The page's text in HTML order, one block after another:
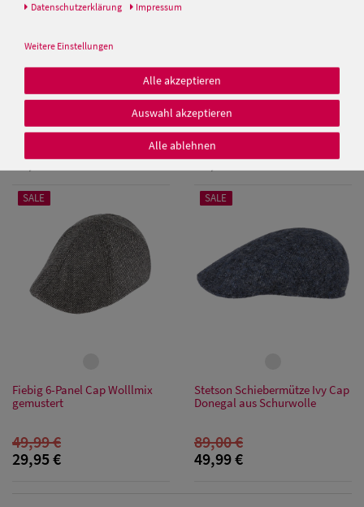
Damen
Damen UV-
Schutz Caps
Damen
Bandana Caps
& Visoren
Damen
Snapback Caps
Duck Cap 6-teilig mit
Gummizug von Hut-Breiter
25,00 €
Schicke 6-Panel Duck Cap mit
Fischgrät Muster von Hut-
Breiter
35,00 €
25,00 €
SALE
Fiebig 6-Panel Cap Wolllmix
gemustert
49,99 €
29,95 €
SALE
Stetson Schiebermütze Ivy Cap
Donegal aus Schurwolle
89,00 €
49,99 €
Daten­schutz­erklärung Impressum
Weitere Einstellungen
Alle akzeptieren
Auswahl akzeptieren
Alle ablehnen